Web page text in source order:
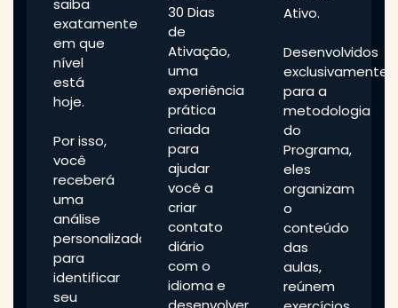
saiba
exatamente
em que
nível
está
hoje.
Por isso,
você
receberá
uma
análise
personalizada
para
identificar
seu
30 Dias
de
Ativação,
uma
experiência
prática
criada
para
ajudar
você a
criar
contato
diário
com o
idioma e
Ativo.
Desenvolvidos
exclusivamente
para a
metodologia
do
Programa,
eles
organizam
o
conteúdo
das
aulas,
reúnem